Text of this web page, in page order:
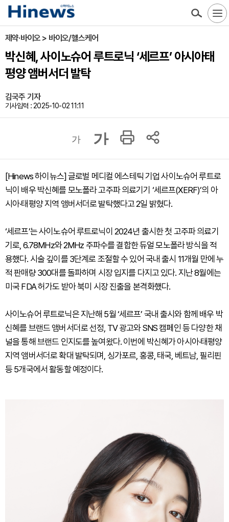
제약·바이오 > 바이오/헬스케어
박신혜, 사이노슈어 루트로닉 ‘세르프’ 아시아태
평양 앰버서더 발탁
김국주 기자
기사입력 : 2025-10-02 11:11
가 가
[Hinews 하이뉴스] 글로벌 메디컬 에스테틱 기업 사이노슈어 루트로
닉이 배우 박신혜를 모노폴라 고주파 의료기기 ‘세르프(XERF)’의 아
시아·태평양 지역 앰버서더로 발탁했다고 2일 밝혔다.
‘세르프’는 사이노슈어 루트로닉이 2024년 출시한 첫 고주파 의료기
기로, 6.78MHz와 2MHz 주파수를 결합한 듀얼 모노폴라 방식을 적
용했다. 시술 깊이를 3단계로 조절할 수 있어 국내 출시 11개월 만에 누
적 판매량 300대를 돌파하며 시장 입지를 다지고 있다. 지난 8월에는
미국 FDA 허가도 받아 북미 시장 진출을 본격화했다.
사이노슈어 루트로닉은 지난해 5월 ‘세르프’ 국내 출시와 함께 배우 박
신혜를 브랜드 앰버서더로 선정, TV 광고와 SNS 캠페인 등 다양한 채
널을 통해 브랜드 인지도를 높여왔다. 이번에 박신혜가 아시아·태평양
지역 앰버서더로 확대 발탁되며, 싱가포르, 홍콩, 태국, 베트남, 필리핀
등 5개국에서 활동할 예정이다.